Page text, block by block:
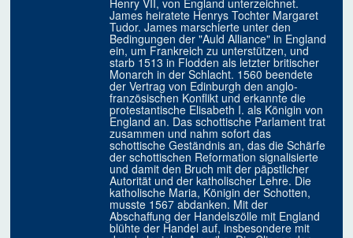
Henry VII, von England unterzeichnet.
James heiratete Henrys Tochter Margaret
Tudor. James marschierte unter den
Bedingungen der "Auld Alliance" in England
ein, um Frankreich zu unterstützen, und
starb 1513 in Flodden als letzter britischer
Monarch in der Schlacht. 1560 beendete
der Vertrag von Edinburgh den anglo-
französischen Konflikt und erkannte die
protestantische Elisabeth I. als Königin von
England an. Das schottische Parlament trat
zusammen und nahm sofort das
schottische Geständnis an, das die Schärfe
der schottischen Reformation signalisierte
und damit den Bruch mit der päpstlicher
Autorität und der katholischer Lehre. Die
katholische Maria, Königin der Schotten,
musste 1567 abdanken. Mit der
Abschaffung der Handelszölle mit England
blühte der Handel auf, insbesondere mit